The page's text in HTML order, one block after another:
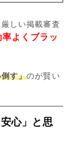
しい掲載審査
率よくブラッ
す」のが賢い
心」と思